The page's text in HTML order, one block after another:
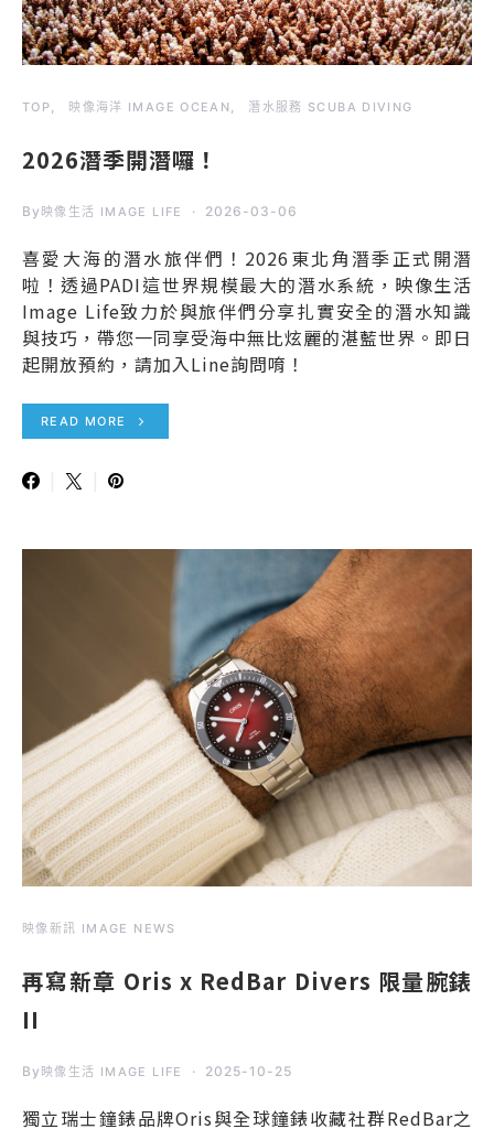
TOP 映像海洋 IMAGE OCEAN 潛水服務 SCUBA DIVING
2026潛季開潛囉！
By 映像生活 IMAGE LIFE 2026-03-06
喜愛大海的潛水旅伴們！2026東北角潛季正式開潛
啦！透過PADI這世界規模最大的潛水系統，映像生活
Image Life致力於與旅伴們分享扎實安全的潛水知識
與技巧，帶您一同享受海中無比炫麗的湛藍世界。即日
起開放預約，請加入Line詢問唷！
READ MORE
映像新訊 IMAGE NEWS
再寫新章 Oris x RedBar Divers 限量腕錶
II
By 映像生活 IMAGE LIFE 2025-10-25
獨立瑞士鐘錶品牌Oris與全球鐘錶收藏社群RedBar之